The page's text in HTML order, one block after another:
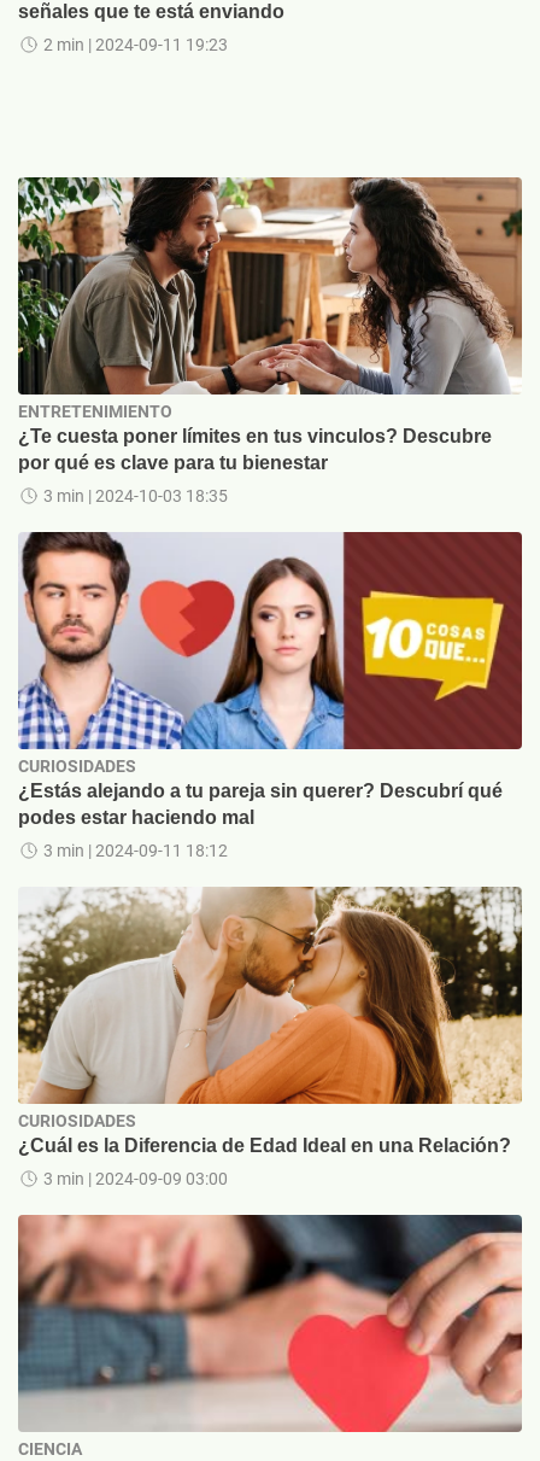
señales que te está enviando
2 min | 2024-09-11 19:23
ENTRETENIMIENTO
¿Te cuesta poner límites en tus vinculos? Descubre
por qué es clave para tu bienestar
3 min | 2024-10-03 18:35
CURIOSIDADES
¿Estás alejando a tu pareja sin querer? Descubrí qué
podes estar haciendo mal
3 min | 2024-09-11 18:12
CURIOSIDADES
¿Cuál es la Diferencia de Edad Ideal en una Relación?
3 min | 2024-09-09 03:00
CIENCIA